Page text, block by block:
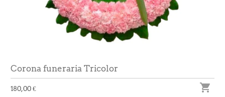
Corona funeraria Tricolor
180,00 € 